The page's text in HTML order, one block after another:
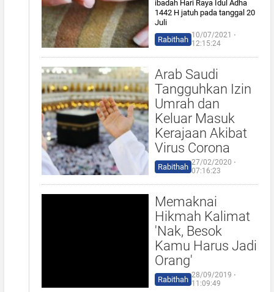
ibadah Hari Raya Idul Adha
1442 H jatuh pada tanggal 20
Juli
Rabithah 10/07/2021 ⋅
12:15:24
Arab Saudi
Tangguhkan Izin
Umrah dan
Keluar Masuk
Kerajaan Akibat
Virus Corona
Rabithah 27/02/2020 ⋅
07:16:23
Memaknai
Hikmah Kalimat
'Nak, Besok
Kamu Harus Jadi
Orang'
Rabithah 28/09/2019 ⋅
11:09:49